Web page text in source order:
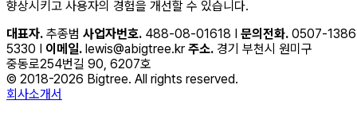
향상시키고 사용자의 경험을 개선할 수 있습니다.
대표자. 추종범 사업자번호. 488-08-01618 I 문의전화. 0507-
5330 I 이메일. lewis@abigtree.kr 주소. 경기 부천시 원미구
중동로254번길 90, 6207호
© 2018-2026 Bigtree. All rights reserved.
회사소개서